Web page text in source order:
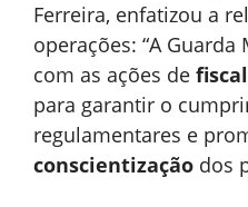
Ferreira, enfatizou a
operações: “A
com as ações de
para garantir o
regulamentares e
conscientização dos